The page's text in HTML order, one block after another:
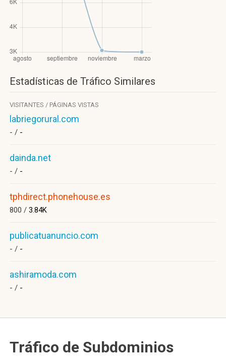
Estadísticas de Tráfico Similares
VISITANTES / PÁGINAS VISTAS
labriegorural.com
- / -
dainda.net
- / -
tphdirect.phonehouse.es
800 / 3.84K
publicatuanuncio.com
- / -
ashiramoda.com
- / -
Tráfico de Subdominios